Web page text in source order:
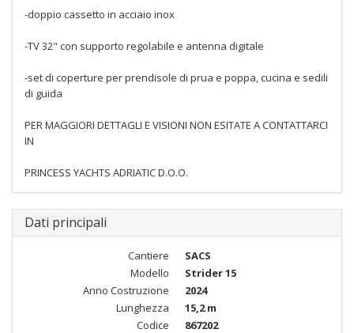
-doppio cassetto in acciaio inox
-TV 32" con supporto regolabile e antenna digitale
-set di coperture per prendisole di prua e poppa, cucina e sedili
di guida
PER MAGGIORI DETTAGLI E VISIONI NON ESITATE A CONTATTARCI
IN
PRINCESS YACHTS ADRIATIC D.O.O.
Dati principali
Cantiere
SACS
Modello
Strider 15
Anno Costruzione
2024
Lunghezza
15,2 m
Codice
867202